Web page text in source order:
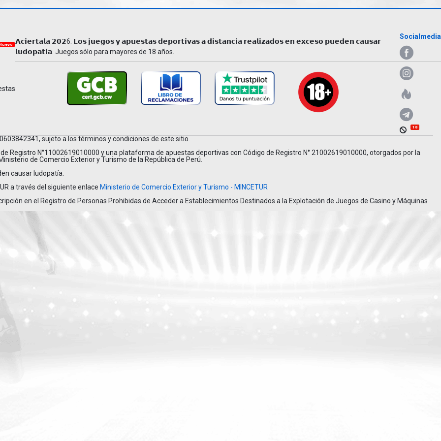
𝗔𝗰𝗶𝗲𝗿𝘁𝗮𝗹𝗮 𝟮𝟬𝟮6. 𝗟𝗼𝘀 𝗷𝘂𝗲𝗴𝗼𝘀 𝘆 𝗮𝗽𝘂𝗲𝘀𝘁𝗮𝘀 𝗱𝗲𝗽𝗼𝗿𝘁𝗶𝘃𝗮𝘀 𝗮 𝗱𝗶𝘀𝘁𝗮𝗻𝗰𝗶𝗮 𝗿𝗲𝗮𝗹𝗶𝘇𝗮𝗱𝗼𝘀 𝗲𝗻 𝗲𝘅𝗰𝗲𝘀𝗼 𝗽𝘂𝗲𝗱𝗲𝗻 𝗰𝗮𝘂𝘀𝗮𝗿
𝗹𝘂𝗱𝗼𝗽𝗮𝘁𝗶́𝗮. Juegos sólo para mayores de 18 años.
Socialmedia
18
sujeto a los términos y condiciones de este sitio.
Registro N°11002619010000 y una plataforma de apuestas deportivas con Código de Registro N° 21002619010000, otorgados por la
de Comercio Exterior y Turismo de la República de Perú.
causar ludopatía.
a través del siguiente enlace Ministerio de Comercio Exterior y Turismo - MINCETUR
en el Registro de Personas Prohibidas de Acceder a Establecimientos Destinados a la Explotación de Juegos de Casino y Máquinas